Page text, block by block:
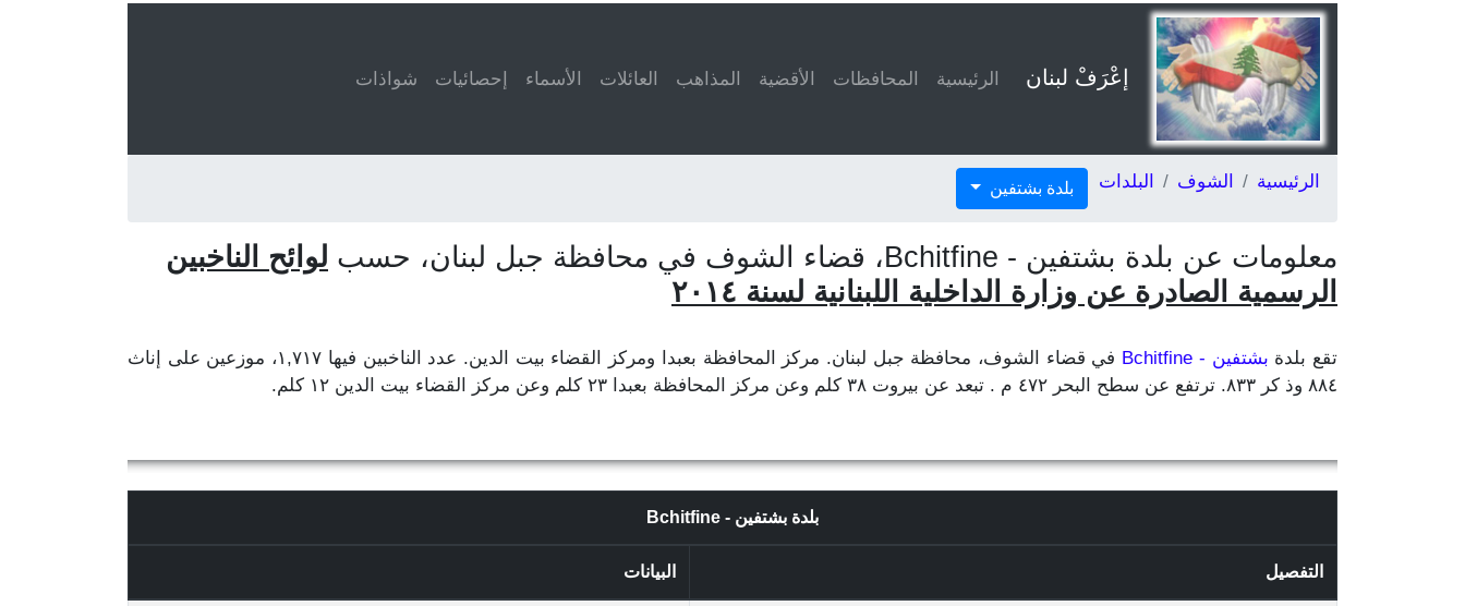
إعْرَفْ لبنان الرئيسية المحافظات الأقضية المذاهب العائلات الأسماء إحصائيات شواذات
الرئيسية الشوف البلدات بلدة بشتفين
معلومات عن بلدة بشتفين - Bchitfine، قضاء الشوف في محافظة جبل لبنان، حسب
لوائح الناخبين
الرسمية الصادرة عن وزارة الداخلية اللبنانية لسنة ٢٠١٤
تقع بلدة بشتفين - Bchitfine
في قضاء الشوف، محافظة جبل لبنان. مركز المحافظة بعبدا ومركز القضاء بيت الدين. عدد الناخبين فيها ١,٧١٧، موزعين على إناث
٨٨٤ وذ كر ٨٣٣. ترتفع عن سطح البحر ٤٧٢ م . تبعد عن بيروت ٣٨ كلم وعن مركز المحافظة بعبدا ٢٣ كلم وعن مركز القضاء بيت الدين ١٢ كلم.
بلدة بشتفين - Bchitfine
التفصيل البيانات